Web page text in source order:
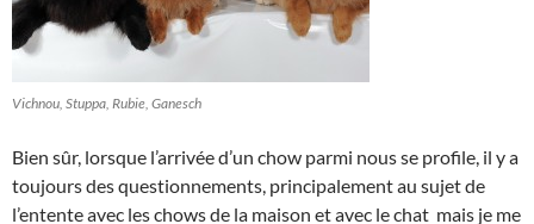
Vichnou, Stuppa, Rubie, Ganesch
Bien sûr, lorsque l’arrivée d’un chow parmi nous se profile, il y a
toujours des questionnements, principalement au sujet de
l’entente avec les chows de la maison et avec le chat mais je me